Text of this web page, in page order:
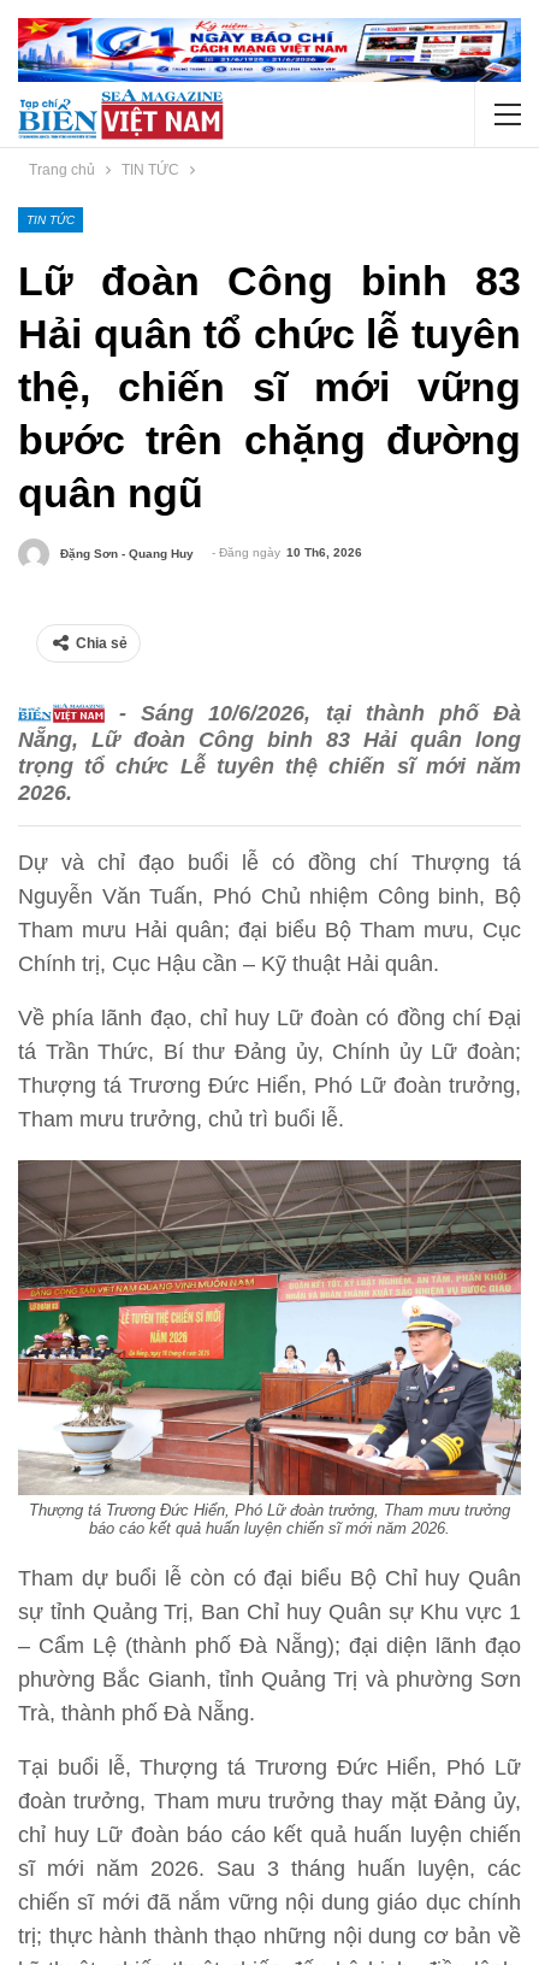
Trang chủ TIN TỨC
TIN TỨC
Lữ đoàn Công binh 83
Hải quân tổ chức lễ tuyên
thệ, chiến sĩ mới vững
bước trên chặng đường
quân ngũ
Đặng Sơn - Quang Huy - Đăng ngày 10 Th6, 2026
Chia sẻ
- Sáng 10/6/2026, tại thành phố Đà
Nẵng, Lữ đoàn Công binh 83 Hải quân long
trọng tổ chức Lễ tuyên thệ chiến sĩ mới năm
2026.
Dự và chỉ đạo buổi lễ có đồng chí Thượng tá
Nguyễn Văn Tuấn, Phó Chủ nhiệm Công binh, Bộ
Tham mưu Hải quân; đại biểu Bộ Tham mưu, Cục
Chính trị, Cục Hậu cần – Kỹ thuật Hải quân.
Về phía lãnh đạo, chỉ huy Lữ đoàn có đồng chí Đại
tá Trần Thức, Bí thư Đảng ủy, Chính ủy Lữ đoàn;
Thượng tá Trương Đức Hiển, Phó Lữ đoàn trưởng,
Tham mưu trưởng, chủ trì buổi lễ.
Thượng tá Trương Đức Hiển, Phó Lữ đoàn trưởng, Tham mưu trưởng
báo cáo kết quả huấn luyện chiến sĩ mới năm 2026.
Tham dự buổi lễ còn có đại biểu Bộ Chỉ huy Quân
sự tỉnh Quảng Trị, Ban Chỉ huy Quân sự Khu vực 1
– Cẩm Lệ (thành phố Đà Nẵng); đại diện lãnh đạo
phường Bắc Gianh, tỉnh Quảng Trị và phường Sơn
Trà, thành phố Đà Nẵng.
Tại buổi lễ, Thượng tá Trương Đức Hiển, Phó Lữ
đoàn trưởng, Tham mưu trưởng thay mặt Đảng ủy,
chỉ huy Lữ đoàn báo cáo kết quả huấn luyện chiến
sĩ mới năm 2026. Sau 3 tháng huấn luyện, các
chiến sĩ mới đã nắm vững nội dung giáo dục chính
trị; thực hành thành thạo những nội dung cơ bản về